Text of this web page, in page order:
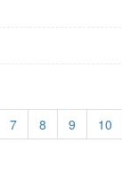
7 8 9 10